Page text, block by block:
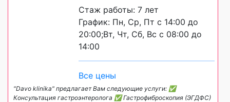
Стаж работы: 7 лет
График: Пн, Ср, Пт с 14:00 до
20:00;Вт, Чт, Сб, Вс с 08:00 до
14:00
Все цены
"Davo klinika" предлагает Вам следующие услуги: ✅
Консультация гастроэнтеролога ✅ Гастрофиброскопия (ЭГДФС)